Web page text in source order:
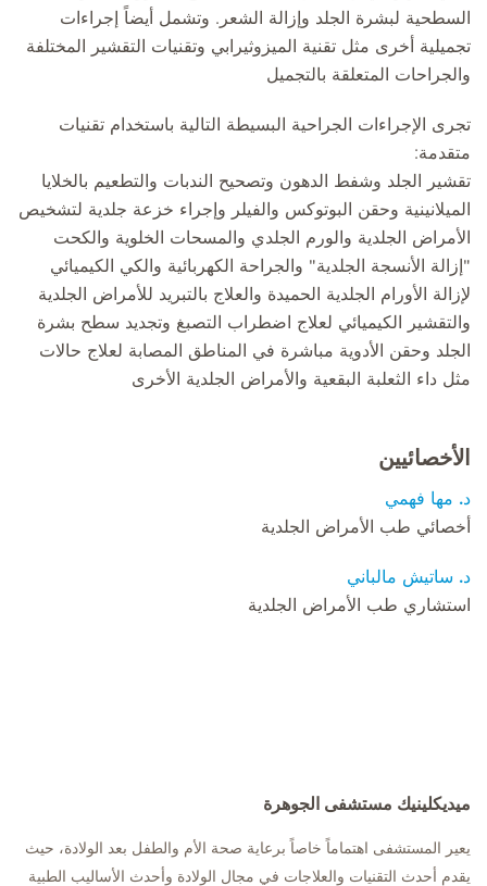
السطحية لبشرة الجلد وإزالة الشعر. وتشمل أيضاً إجراءات
تجميلية أخرى مثل تقنية الميزوثيرابي وتقنيات التقشير المختلفة
والجراحات المتعلقة بالتجميل
تجرى الإجراءات الجراحية البسيطة التالية باستخدام تقنيات
متقدمة:
تقشير الجلد وشفط الدهون وتصحيح الندبات والتطعيم بالخلايا
الميلانينية وحقن البوتوكس والفيلر وإجراء خزعة جلدية لتشخيص
الأمراض الجلدية والورم الجلدي والمسحات الخلوية والكحت
"إزالة الأنسجة الجلدية" والجراحة الكهربائية والكي الكيميائي
لإزالة الأورام الجلدية الحميدة والعلاج بالتبريد للأمراض الجلدية
والتقشير الكيميائي لعلاج اضطراب التصبغ وتجديد سطح بشرة
الجلد وحقن الأدوية مباشرة في المناطق المصابة لعلاج حالات
مثل داء الثعلبة البقعية والأمراض الجلدية الأخرى
الأخصائيين
د. مها فهمي
أخصائي طب الأمراض الجلدية
د. ساتيش مالباني
استشاري طب الأمراض الجلدية
ميديكلينيك مستشفى الجوهرة
يعير المستشفى اهتماماً خاصاً برعاية صحة الأم والطفل بعد الولادة، حيث
يقدم أحدث التقنيات والعلاجات في مجال الولادة وأحدث الأساليب الطبية